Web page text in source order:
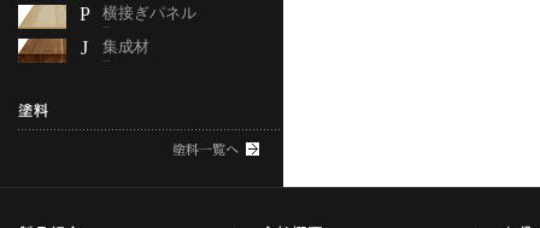
P 横接ぎパネル
--
J 集成材
--